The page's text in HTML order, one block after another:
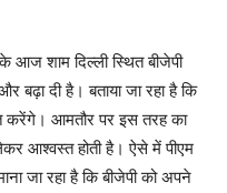
आज शाम दिल्ली स्थित बीजेपी
दी है। बताया जा रहा है कि
करेंगे। आमतौर पर इस तरह का
आश्वस्त होती है। ऐसे में पीएम
जा रहा है कि बीजेपी को अपने